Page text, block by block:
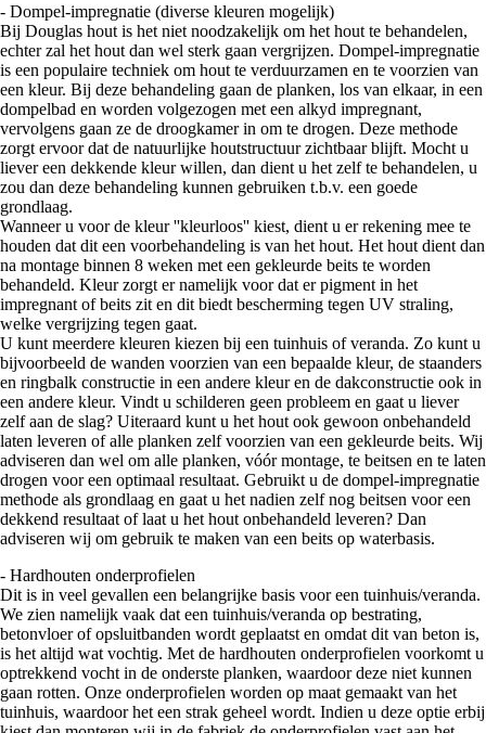
- Dompel-impregnatie (diverse kleuren mogelijk)
Bij Douglas hout is het niet noodzakelijk om het hout te behandelen,
echter zal het hout dan wel sterk gaan vergrijzen. Dompel-impregnatie
is een populaire techniek om hout te verduurzamen en te voorzien van
een kleur. Bij deze behandeling gaan de planken, los van elkaar, in een
dompelbad en worden volgezogen met een alkyd impregnant,
vervolgens gaan ze de droogkamer in om te drogen. Deze methode
zorgt ervoor dat de natuurlijke houtstructuur zichtbaar blijft. Mocht u
liever een dekkende kleur willen, dan dient u het zelf te behandelen, u
zou dan deze behandeling kunnen gebruiken t.b.v. een goede
grondlaag.
Wanneer u voor de kleur ''kleurloos'' kiest, dient u er rekening mee te
houden dat dit een voorbehandeling is van het hout. Het hout dient dan
na montage binnen 8 weken met een gekleurde beits te worden
behandeld. Kleur zorgt er namelijk voor dat er pigment in het
impregnant of beits zit en dit biedt bescherming tegen UV straling,
welke vergrijzing tegen gaat.
U kunt meerdere kleuren kiezen bij een tuinhuis of veranda. Zo kunt u
bijvoorbeeld de wanden voorzien van een bepaalde kleur, de staanders
en ringbalk constructie in een andere kleur en de dakconstructie ook in
een andere kleur. Vindt u schilderen geen probleem en gaat u liever
zelf aan de slag? Uiteraard kunt u het hout ook gewoon onbehandeld
laten leveren of alle planken zelf voorzien van een gekleurde beits. Wij
adviseren dan wel om alle planken, vóór montage, te beitsen en te laten
drogen voor een optimaal resultaat. Gebruikt u de dompel-impregnatie
methode als grondlaag en gaat u het nadien zelf nog beitsen voor een
dekkend resultaat of laat u het hout onbehandeld leveren? Dan
adviseren wij om gebruik te maken van een beits op waterbasis.
- Hardhouten onderprofielen
Dit is in veel gevallen een belangrijke basis voor een tuinhuis/veranda.
We zien namelijk vaak dat een tuinhuis/veranda op bestrating,
betonvloer of opsluitbanden wordt geplaatst en omdat dit van beton is,
is het altijd wat vochtig. Met de hardhouten onderprofielen voorkomt u
optrekkend vocht in de onderste planken, waardoor deze niet kunnen
gaan rotten. Onze onderprofielen worden op maat gemaakt van het
tuinhuis, waardoor het een strak geheel wordt. Indien u deze optie erbij